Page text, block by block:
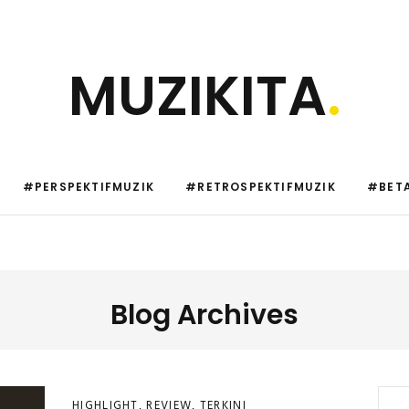
MUZIKITA.
#PERSPEKTIFMUZIK #RETROSPEKTIFMUZIK
Blog Archives